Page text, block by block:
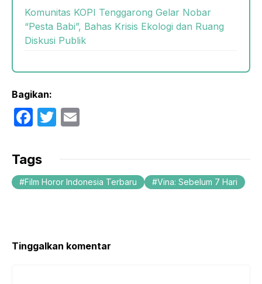
Komunitas KOPI Tenggarong Gelar Nobar
“Pesta Babi”, Bahas Krisis Ekologi dan Ruang
Diskusi Publik
Bagikan:
F
c
e
b
k
T
er
Tags
Film Horor Indonesia Terbaru Vina: Sebelum 7 Hari
Tinggalkan komentar